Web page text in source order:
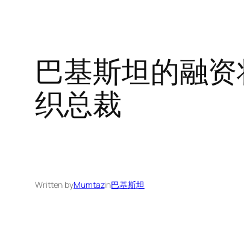
巴基斯坦的融
织总裁
Written byMumtazin巴基斯坦